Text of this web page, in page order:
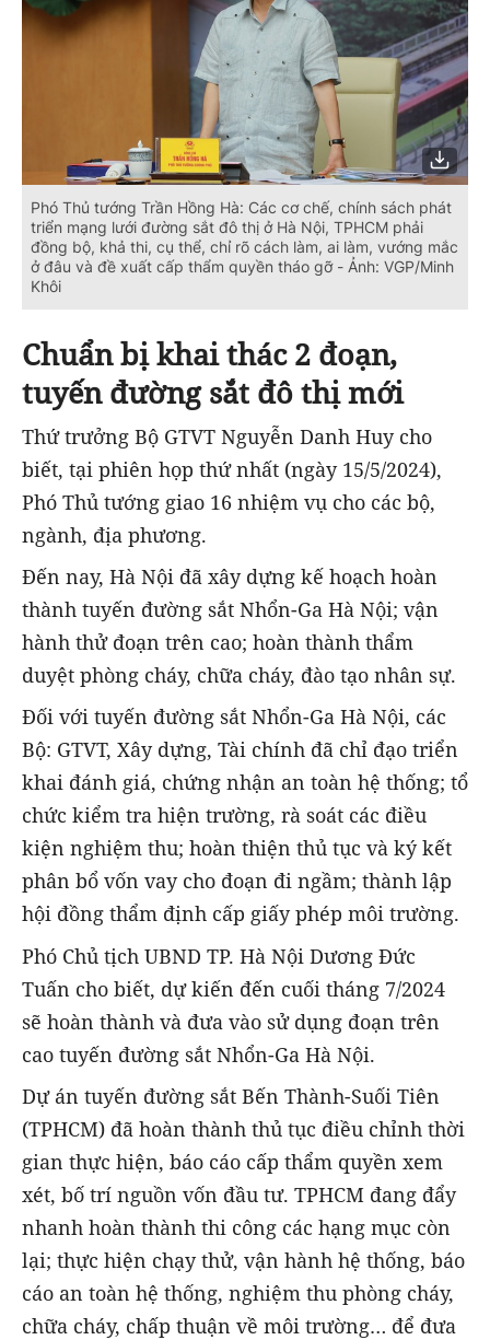
Phó Thủ tướng Trần Hồng Hà: Các cơ chế, chính sách phát
triển mạng lưới đường sắt đô thị ở Hà Nội, TPHCM phải
đồng bộ, khả thi, cụ thể, chỉ rõ cách làm, ai làm, vướng mắc
ở đâu và đề xuất cấp thẩm quyền tháo gỡ - Ảnh: VGP/Minh
Khôi
Chuẩn bị khai thác 2 đoạn,
tuyến đường sắt đô thị mới
Thứ trưởng Bộ GTVT Nguyễn Danh Huy cho
biết, tại phiên họp thứ nhất (ngày 15/5/2024),
Phó Thủ tướng giao 16 nhiệm vụ cho các bộ,
ngành, địa phương.
Đến nay, Hà Nội đã xây dựng kế hoạch hoàn
thành tuyến đường sắt Nhổn-Ga Hà Nội; vận
hành thử đoạn trên cao; hoàn thành thẩm
duyệt phòng cháy, chữa cháy, đào tạo nhân sự.
Đối với tuyến đường sắt Nhổn-Ga Hà Nội, các
Bộ: GTVT, Xây dựng, Tài chính đã chỉ đạo triển
khai đánh giá, chứng nhận an toàn hệ thống; tổ
chức kiểm tra hiện trường, rà soát các điều
kiện nghiệm thu; hoàn thiện thủ tục và ký kết
phân bổ vốn vay cho đoạn đi ngầm; thành lập
hội đồng thẩm định cấp giấy phép môi trường.
Phó Chủ tịch UBND TP. Hà Nội Dương Đức
Tuấn cho biết, dự kiến đến cuối tháng 7/2024
sẽ hoàn thành và đưa vào sử dụng đoạn trên
cao tuyến đường sắt Nhổn-Ga Hà Nội.
Dự án tuyến đường sắt Bến Thành-Suối Tiên
(TPHCM) đã hoàn thành thủ tục điều chỉnh thời
gian thực hiện, báo cáo cấp thẩm quyền xem
xét, bố trí nguồn vốn đầu tư. TPHCM đang đẩy
nhanh hoàn thành thi công các hạng mục còn
lại; thực hiện chạy thử, vận hành hệ thống, báo
cáo an toàn hệ thống, nghiệm thu phòng cháy,
chữa cháy, chấp thuận về môi trường… để đưa